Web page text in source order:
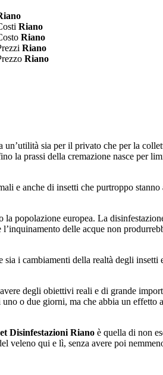
Riano
Riano
Riano
Riano
sia per il privato che per la
la prassi della cremazione nasce per
e anche di insetti che purtroppo
popolazione europea. La
delle acque non
i cambiamenti della realtà degli insetti
degli obiettivi reali e di grande
o due giorni, ma che abbia un effetto
Disinfestazioni Riano è quella di non
veleno qui e lì, senza avere poi